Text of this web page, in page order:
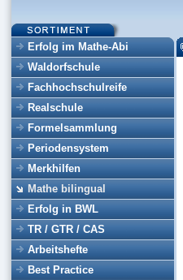
Erfolg im Mathe-Abi
Waldorfschule
Fachhochschulreife
Realschule
Formelsammlung
Periodensystem
Merkhilfen
Mathe bilingual
Erfolg in BWL
TR / GTR / CAS
Arbeitshefte
Best Practice